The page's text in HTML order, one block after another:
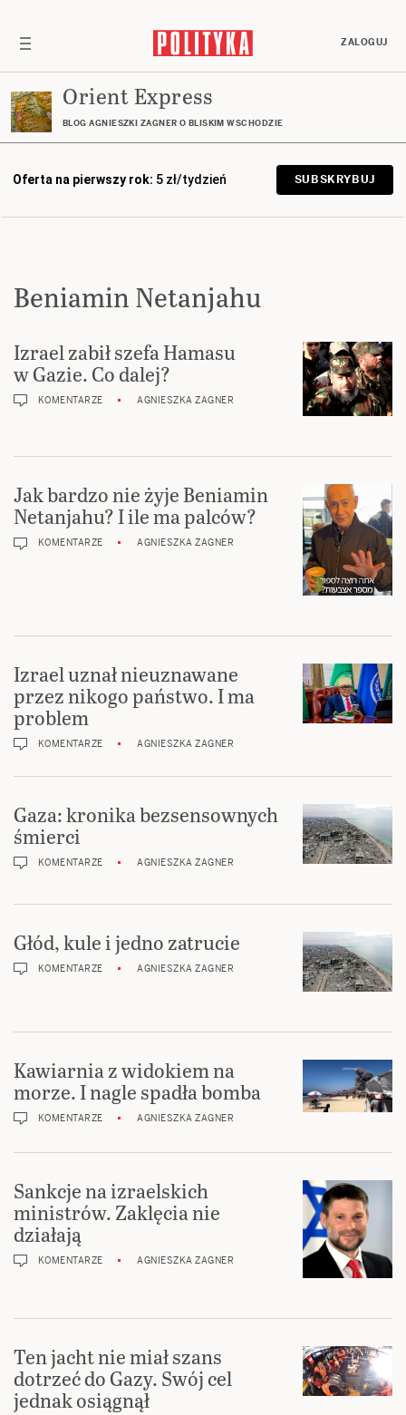
ZALOGUJ
Orient Express
BLOG AGNIESZKI ZAGNER O BLISKIM WSCHODZIE
Oferta na pierwszy rok: 5 zł/tydzień SUBSKRYBUJ
Beniamin Netanjahu
Izrael zabił szefa Hamasu
w Gazie. Co dalej?
KOMENTARZE AGNIESZKA ZAGNER
Jak bardzo nie żyje Beniamin
Netanjahu? I ile ma palców?
KOMENTARZE AGNIESZKA ZAGNER
Izrael uznał nieuznawane
przez nikogo państwo. I ma
problem
KOMENTARZE AGNIESZKA ZAGNER
Gaza: kronika bezsensownych
śmierci
KOMENTARZE AGNIESZKA ZAGNER
Głód, kule i jedno zatrucie
KOMENTARZE AGNIESZKA ZAGNER
Kawiarnia z widokiem na
morze. I nagle spadła bomba
KOMENTARZE AGNIESZKA ZAGNER
Sankcje na izraelskich
ministrów. Zaklęcia nie
działają
KOMENTARZE AGNIESZKA ZAGNER
Ten jacht nie miał szans
dotrzeć do Gazy. Swój cel
jednak osiągnął